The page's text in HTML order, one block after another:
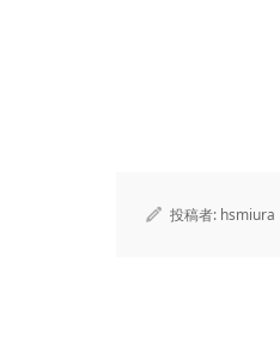
投稿者: hsmiura